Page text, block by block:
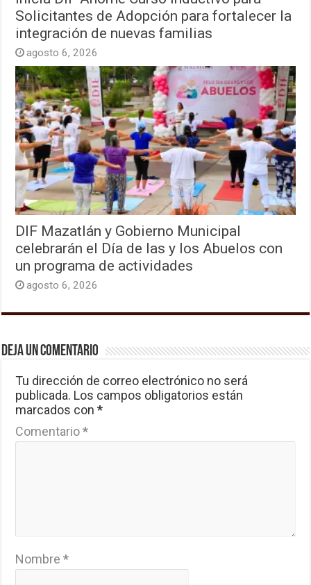
Solicitantes de Adopción para fortalecer la
integración de nuevas familias
agosto 6, 2026
DIF Mazatlán y Gobierno Municipal
celebrarán el Día de las y los Abuelos con
un programa de actividades
agosto 6, 2026
Deja un comentario
Tu dirección de correo electrónico no será
publicada. Los campos obligatorios están
marcados con*
Comentario*
Nombre*